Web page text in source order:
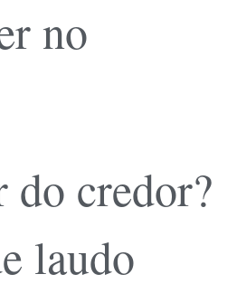
no
credor?
laudo